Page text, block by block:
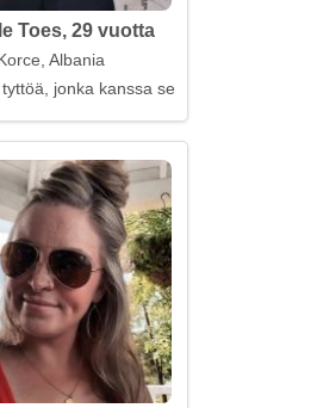
Toes, 29 vuotta
Albania
jonka kanssa seurustella